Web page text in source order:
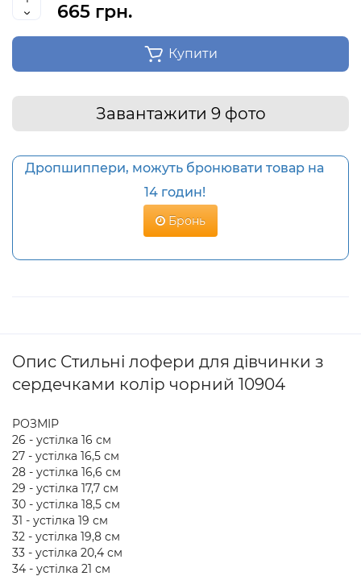
665 грн.
Купити
Завантажити 9 фото
Дропшиппери, можуть бронювати товар на
14 годин!
Бронь
Опис Стильні лофери для дівчинки з
сердечками колір чорний 10904
РОЗМІР
26 - устілка 16 см
27 - устілка 16,5 см
28 - устілка 16,6 см
29 - устілка 17,7 см
30 - устілка 18,5 см
31 - устілка 19 см
32 - устілка 19,8 см
33 - устілка 20,4 см
34 - устілка 21 см